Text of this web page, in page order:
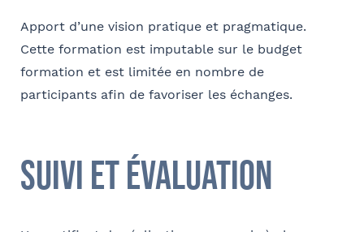
Apport d’une vision pratique et pragmatique.
Cette formation est imputable sur le budget
formation et est limitée en nombre de
participants afin de favoriser les échanges.
suivi et évaluation